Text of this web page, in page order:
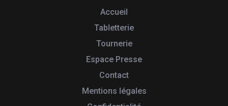
Accueil
Tabletterie
Tournerie
Espace Presse
Contact
Mentions légales